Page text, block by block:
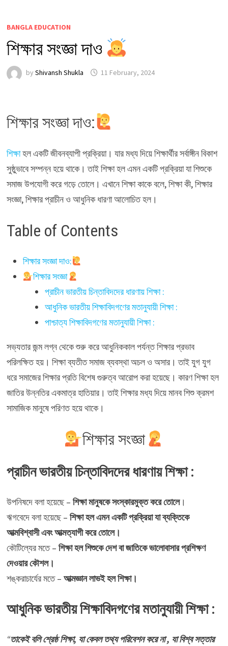
BANGLA EDUCATION
শিক্ষার সংজ্ঞা দাও
by Shivansh Shukla 11 February, 2024
শিক্ষার সংজ্ঞা দাও:
শিক্ষাহল একটি জীবনব্যাপী প্রক্রিয়া। যার মধ্য দিয়ে শিক্ষার্থীর সর্বাঙ্গীন বিকাশ
সুষ্ঠুভাবে সম্পন্ন হয়ে থাকে। তাই শিক্ষা হল এমন একটি প্রক্রিয়া যা শিশুকে
সমাজ উপযোগী করে গড়ে তোলে। এখানে শিক্ষা কাকে বলে, শিক্ষা কী, শিক্ষার
সংজ্ঞা, শিক্ষার প্রাচীন ও আধুনিক ধারণা আলোচিত হল।
Table of Contents
শিক্ষার সংজ্ঞা দাও:
শিক্ষার সংজ্ঞা
প্রাচীন ভারতীয় চিন্তাবিদদের ধারণায় শিক্ষা :
আধুনিক ভারতীয় শিক্ষাবিদগণের মতানুযায়ী শিক্ষা :
পাশ্চাত্য শিক্ষাবিদগণের মতানুযায়ী শিক্ষা :
সভ্যতার জন্ম লগ্ন থেকে শুরু করে আধুনিককাল পর্যন্ত শিক্ষার প্রভাব
পরিলক্ষিত হয়। শিক্ষা ব্যতীত সমাজ ব্যবস্থা অচল ও অসার। তাই যুগ যুগ
ধরে সমাজের শিক্ষার প্রতি বিশেষ গুরুত্ব আরোপ করা হয়েছে। কারণ শিক্ষা হল
জাতির উন্নতির একমাত্র হাতিয়ার। তাই শিক্ষার মধ্য দিয়ে মানব শিশু ক্রমশ
সামাজিক মানুষে পরিণত হয়ে থাকে।
শিক্ষার সংজ্ঞা
প্রাচীন ভারতীয় চিন্তাবিদদের ধারণায় শিক্ষা :
উপনিষদে বলা হয়েছে – শিক্ষা মানুষকে সংস্কারমুক্ত করে তোলে।
ঋগবেদে বলা হয়েছে – শিক্ষা হল এমন একটি প্রক্রিয়া যা ব্যক্তিকে
আত্মবিশ্বাসী এবং আত্মত্যাগী করে তোলে।
কৌটিল্যের মতে – শিক্ষা হল শিশুকে দেশ বা জাতিকে ভালোবাসার প্রশিক্ষণ
দেওয়ার কৌশল।
শঙ্করাচার্যের মতে – আত্মজ্ঞান লাভই হল শিক্ষা।
আধুনিক ভারতীয় শিক্ষাবিদগণের মতানুযায়ী শিক্ষা :
“তাকেই বলি শ্রেষ্ঠ শিক্ষা, যা কেবল তথ্য পরিবেশন করে না , যা বিশ্ব সত্তার